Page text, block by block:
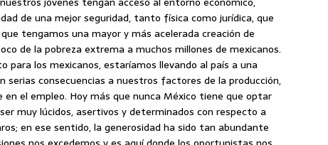
de una mejor seguridad, tanto física como jurídica, que
tengamos una mayor y más acelerada creación de
de la pobreza extrema a muchos millones de mexicanos.
los mexicanos, estaríamos llevando al país a una
serias consecuencias a nuestros factores de la producción,
el empleo. Hoy más que nunca México tiene que optar
muy lúcidos, asertivos y determinados con respecto a
en ese sentido, la generosidad ha sido tan abundante